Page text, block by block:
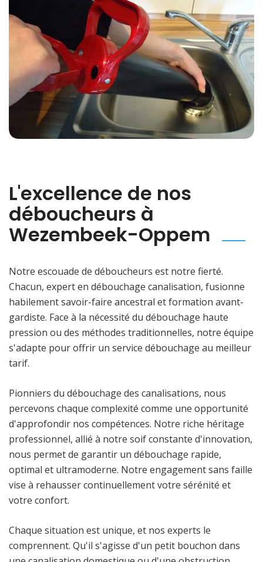
L'excellence de nos
déboucheurs à
Wezembeek-Oppem
Notre escouade de déboucheurs est notre fierté.
Chacun, expert en débouchage canalisation, fusionne
habilement savoir-faire ancestral et formation avant-
gardiste. Face à la nécessité du débouchage haute
pression ou des méthodes traditionnelles, notre équipe
s'adapte pour offrir un service débouchage au meilleur
tarif.
Pionniers du débouchage des canalisations, nous
percevons chaque complexité comme une opportunité
d'approfondir nos compétences. Notre riche héritage
professionnel, allié à notre soif constante d'innovation,
nous permet de garantir un débouchage rapide,
optimal et ultramoderne. Notre engagement sans faille
vise à rehausser continuellement votre sérénité et
votre confort.
Chaque situation est unique, et nos experts le
comprennent. Qu'il s'agisse d'un petit bouchon dans